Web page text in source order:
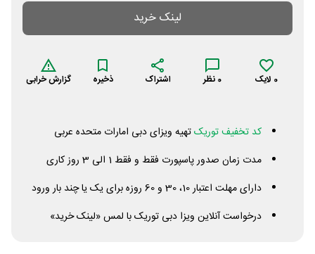
لینک خرید
0 لایک 0 نظر اشتراک ذخیره گزارش خرابی
کد تخفیف توریکتهیه ویزای دبی امارات متحده عربی
مدت زمان صدور پاسپورت فقط و فقط 1 الی 3 روز کاری
دارای مهلت اعتبار 10، 30 و 60 روزه برای یک یا چند بار ورود
درخواست آنلاین ویزا دبی توریک با لمس «لینک خرید»